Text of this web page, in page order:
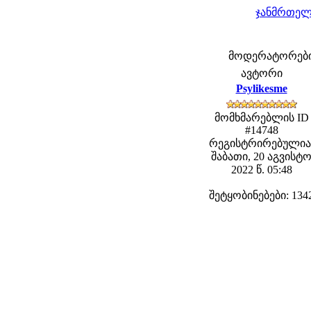
მოდერატორები:
ავტორი
Psylikesme
მომხმარებლის ID
#14748
შაბათი, 20 აგვისტო
2022 წ. 05:48
შეტყობინებები: